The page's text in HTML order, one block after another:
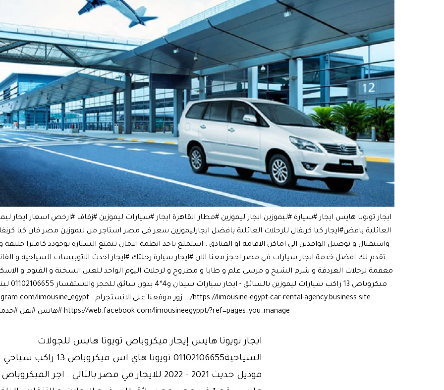
واستقبال و توصيل الوافدين الي اماكن الاقامة او الفنادق . استمتع باحد انظمة الامان تتمتع السيارة بوجودد كاميرا
تقدم لك افضل خدمة ايجار سيارات في مصر احجز معنا الان #ايجار سيارة رحلتك #ايجار احدث الاتوبيسات السياحية و
https://web.facebook.com/limousineegyppt/?ref=pages_you_manage #هايس #نقل #خدمات #ميكروباص #رحلا
ايجار تويوتا هايس إيجار ميكروباص تويوتا هايس للجولات
السياحية01102106655 تويوتا هاي اس
موديل حديث 2021 – 2022 للايجار في مصر بالتالي . اجر الميكروباص